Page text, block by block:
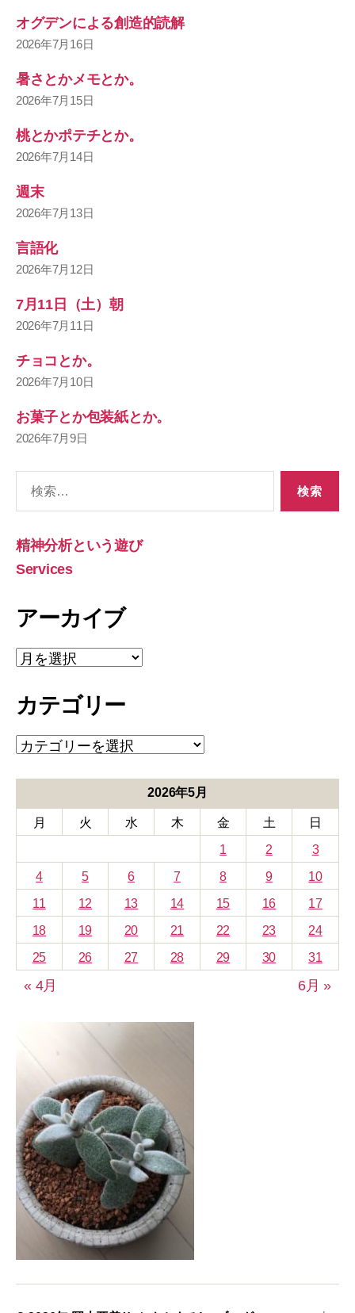
オグデンによる創造的読解
2026年7月16日
暑さとかメモとか。
2026年7月15日
桃とかポテチとか。
2026年7月14日
週末
2026年7月13日
言語化
2026年7月12日
7月11日（土）朝
2026年7月11日
チョコとか。
2026年7月10日
お菓子とか包装紙とか。
2026年7月9日
象:
精神分析という遊び
Services
アーカイブ
ア
イ
カテゴリー
カ
ゴ
ー
2026年5月
月 火 水 木 金 土
日
1
2
3
4
5 6 7 8 9
10
11
12 13 14 15 16
17
18
19 20 21 22 23
24
25
26 27 28 29 30 31
« 4月 6月 »